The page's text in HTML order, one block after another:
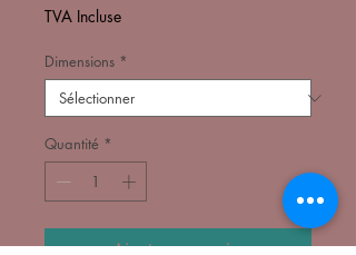
TVA Incluse
Dimensions *
Quantité *
Ajouter au panier